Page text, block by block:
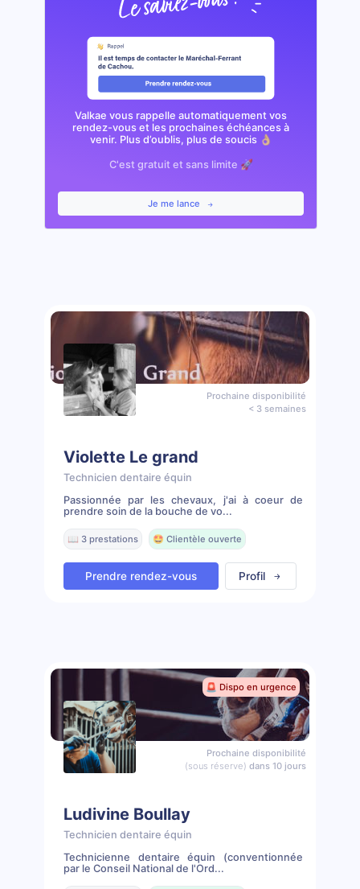
Valkae vous rappelle automatiquement vos
rendez-vous et les prochaines échéances à
venir. Plus d’oublis, plus de soucis 👌🏼
C'est gratuit et sans limite 🚀
Je me lance
Prochaine disponibilité
< 3 semaines
Violette Le grand
Technicien dentaire équin
Passionnée par les chevaux, j'ai à coeur de
prendre soin de la bouche de vo...
📖 3 prestations 🤩 Clientèle ouverte
Prendre rendez-vous Profil
🚨 Dispo en urgence
Prochaine disponibilité
(sous réserve) dans 10 jours
Ludivine Boullay
Technicien dentaire équin
Technicienne dentaire équin (conventionnée
par le Conseil National de l'Ord...